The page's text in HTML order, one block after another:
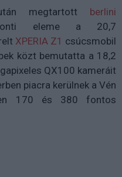
megtartott berlini
eleme a 20,7
XPERIA Z1 csúcsmobil
közt bemutatta a 18,2
QX100 kameráit
piacra kerülnek a Vén
170 és 380 fontos